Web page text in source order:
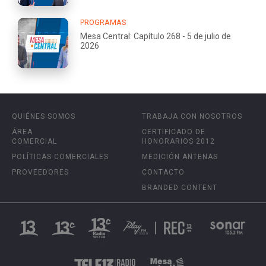
PROGRAMAS
Mesa Central: Capítulo 268 - 5 de julio de
2026
QUIÉNES SOMOS
ÁREA
COMERCIAL
POLÍTICAS COMERCIALES
PROVEEDORES
TRABAJA CON NOSOTROS
CERTIFICADO DE
HONORARIOS 2012
MEDICIÓN ANTENAS
CONTACTO
BRANDED CONTENT